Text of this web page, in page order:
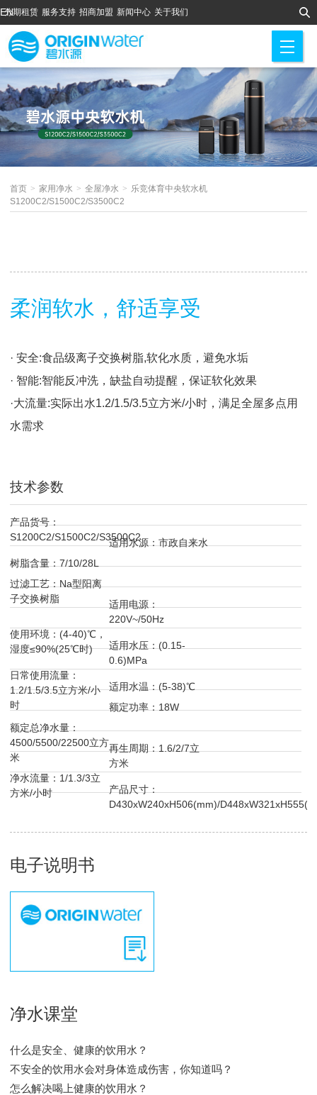
EN
分期租赁 服务支持 招商加盟 新闻中心 关于我们
首页 > 家用净水 > 全屋净水 > 乐竞体育中央软水机
S1200C2/S1500C2/S3500C2
柔润软水，舒适享受
· 安全:食品级离子交换树脂,软化水质，避免水垢
· 智能:智能反冲洗，缺盐自动提醒，保证软化效果
·大流量:实际出水1.2/1.5/3.5立方米/小时，满足全屋多点用
水需求
技术参数
产品货号：
S1200C2/S1500C2/S3500C2适用水源：市政自来水
树脂含量：7/10/28L
过滤工艺：Na型阳离
子交换树脂
适用电源：
220V~/50Hz
使用环境：(4-40)℃，
湿度≤90%(25℃时)
适用水压：(0.15-
0.6)MPa
日常使用流量：
1.2/1.5/3.5立方米/小
时
适用水温：(5-38)℃
额定功率：18W
额定总净水量：
4500/5500/22500立方
米
再生周期：1.6/2/7立
方米
净水流量：1/1.3/3立
方米/小时
产品尺寸：
D430xW240xH506(mm)/
电子说明书
净水课堂
什么是安全、健康的饮用水？
不安全的饮用水会对身体造成伤害，你知道吗？
怎么解决喝上健康的饮用水？